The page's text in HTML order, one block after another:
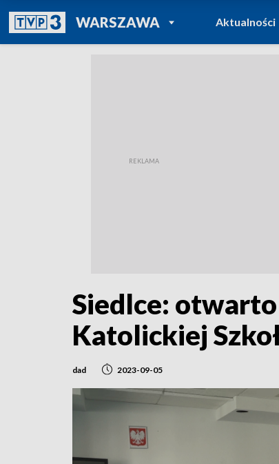
WARSZAWAPOWRÓT DO
TVP REGIONY
Aktualności
Siedlce:
Katolickiej
dad 2023-09-05